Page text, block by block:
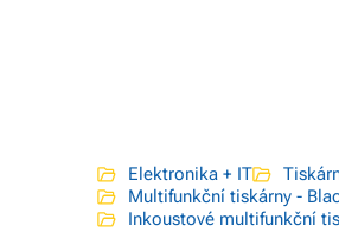
Elektronika + IT
Multifunkční tiskárny -
Inkoustové multifunkční